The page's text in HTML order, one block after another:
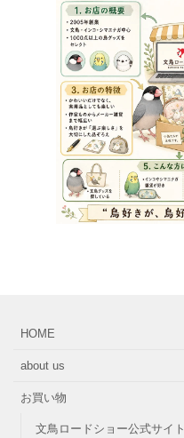
HOME
about us
お買い物
文鳥ロードショー公式サイト